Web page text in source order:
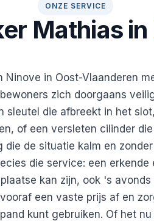
ONZE SERVICE
Mathias in
Ninove in Oost-Vlaanderen
zich doorgaans
sleutel die afbreekt in het
of een versleten cilinder
die de situatie kalm en
die service: een
kan zijn, ook 's avonds
een vaste prijs af en
kunt gebruiken. Of het